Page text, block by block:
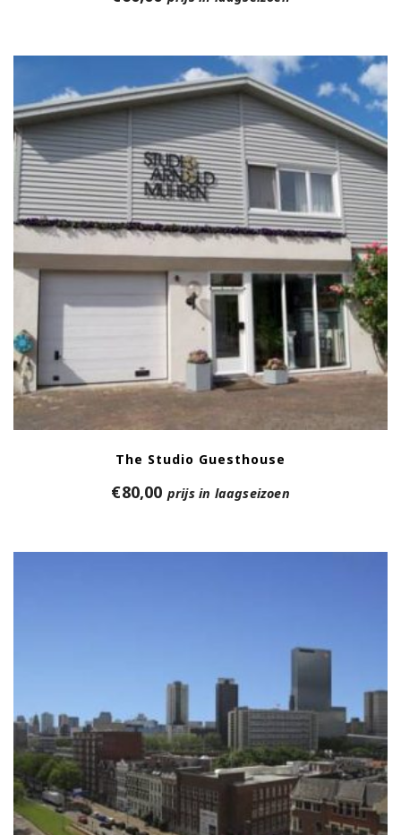
The Studio Guesthouse
€80,00 prijs in laagseizoen